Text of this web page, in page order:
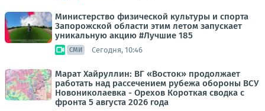
Министерство физической культуры и спорта
Запорожской области этим летом запускает
уникальную акцию #Лучшие 185
СМИ Сегодня, 10:46
Марат Хайруллин: ВГ «Восток» продолжает
работать над рассечением рубежа обороны ВСУ
Новониколаевка - Орехов Короткая сводка с
фронта 5 августа 2026 года